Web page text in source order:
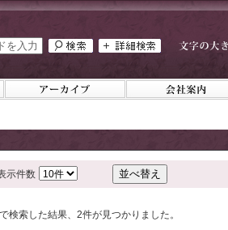
示件数
で検索した結果、2件が見つかりました。